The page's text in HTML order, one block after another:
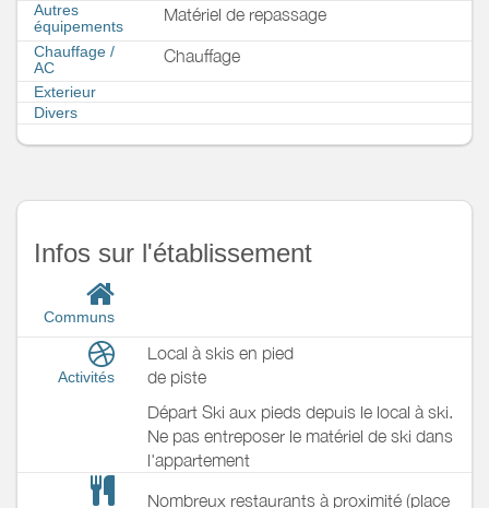
Autres
équipements
Matériel de repassage
Chauffage /
AC
Chauffage
Exterieur
Divers
Infos sur l'établissement
Communs
Activités
Local à skis en pied
de piste
Départ Ski aux pieds depuis le local à ski.
Ne pas entreposer le matériel de ski dans
l'appartement
Nombreux restaurants à proximité (place